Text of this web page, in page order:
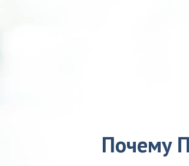
Почему